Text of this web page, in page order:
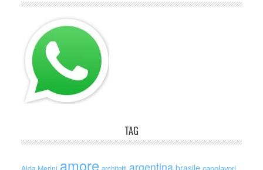
TAG
amore argentina brasile